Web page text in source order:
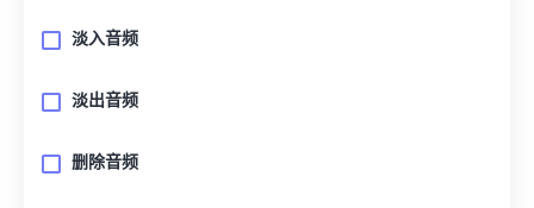
淡入音频
淡出音频
删除音频